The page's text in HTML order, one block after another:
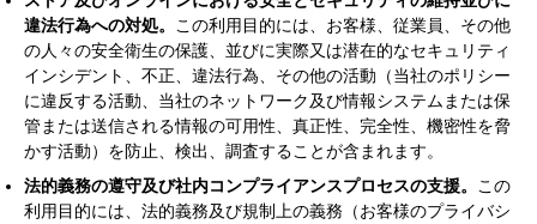
違法行為への対処。
この利用目的には、お客様、従業員、その他
の人々の安全衛生の保護、並びに実際又は潜在的なセキュリティ
インシデント、不正、違法行為、その他の活動（当社のポリシー
に違反する活動、当社のネットワーク及び情報システムまたは保
管または送信される情報の可用性、真正性、完全性、機密性を脅
かす活動）を防止、検出、調査することが含まれます。
法的義務の遵守及び社内コンプライアンスプロセスの支援。
この
利用目的には、法的義務及び規制上の義務（お客様のプライバシ